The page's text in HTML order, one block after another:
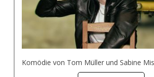
Komödie von Tom Müller und Sabine